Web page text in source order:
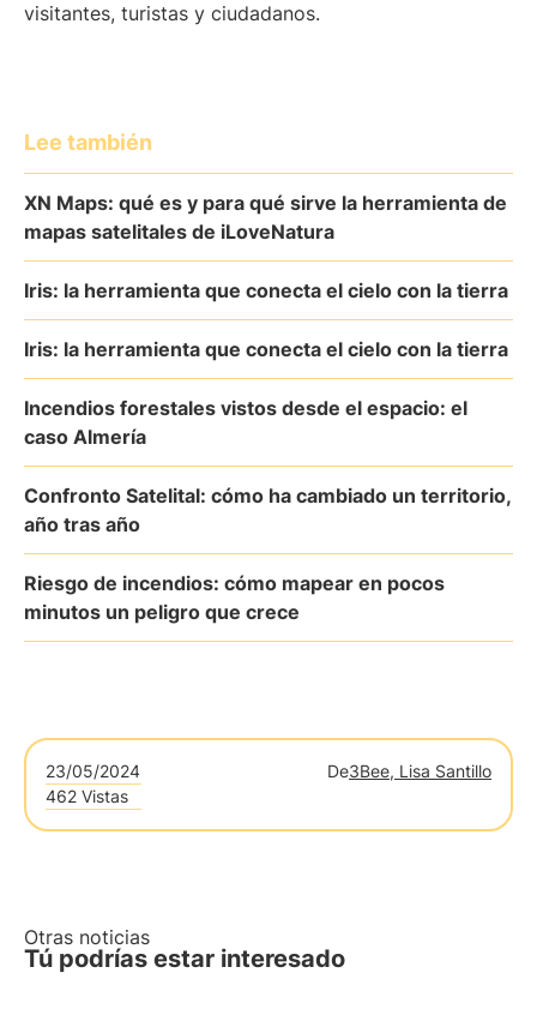
visitantes, turistas y ciudadanos.
Lee también
XN Maps: qué es y para qué sirve la herramienta de
mapas satelitales de iLoveNatura
Iris: la herramienta que conecta el cielo con la tierra
Iris: la herramienta que conecta el cielo con la tierra
Incendios forestales vistos desde el espacio: el
caso Almería
Confronto Satelital: cómo ha cambiado un territorio,
año tras año
Riesgo de incendios: cómo mapear en pocos
minutos un peligro que crece
23/05/2024 De3Bee, Lisa Santillo
462 Vistas
Otras noticias
Tú podrías estar interesado